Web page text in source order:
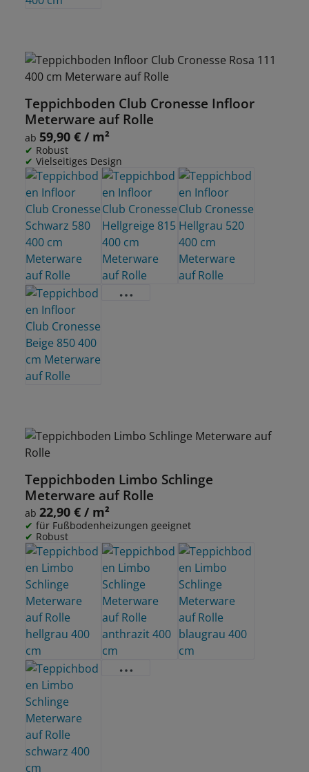
Teppichboden Club Cronesse Infloor
Meterware auf Rolle
Regulärer Preis:
ab 59,90 € / m²
Robust
Vielseitiges Design
Teppichboden Limbo Schlinge
Meterware auf Rolle
Regulärer Preis:
ab 22,90 € / m²
für Fußbodenheizungen geeignet
Robust